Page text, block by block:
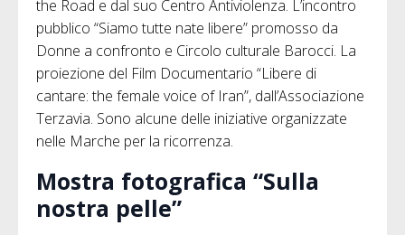
the Road e dal suo Centro Antiviolenza. L’incontro
pubblico “Siamo tutte nate libere” promosso da
Donne a confronto e Circolo culturale Barocci. La
proiezione del Film Documentario “Libere di
cantare: the female voice of Iran”, dall’Associazione
Terzavia. Sono alcune delle iniziative organizzate
nelle Marche per la ricorrenza.
Mostra fotografica “Sulla
nostra pelle”